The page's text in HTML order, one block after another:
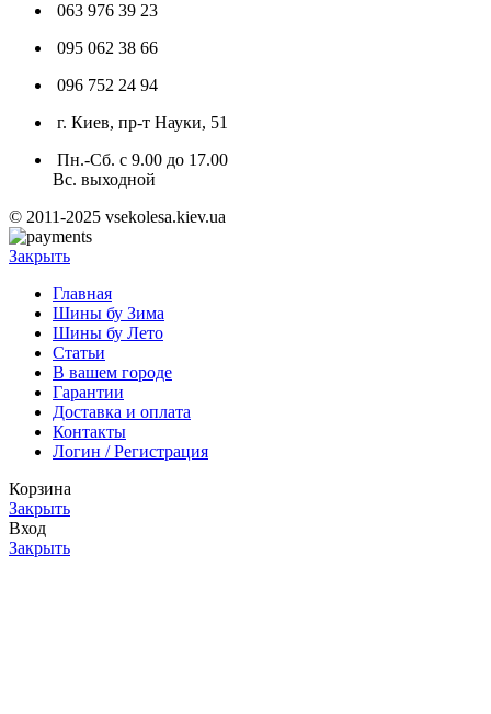
063 976 39 23
095 062 38 66
096 752 24 94
г. Киев, пр-т Науки, 51
Пн.-Сб. с 9.00 до 17.00
Вс. выходной
© 2011-2025 vsekolesa.kiev.ua
Закрыть
Главная
Шины бу Зима
Шины бу Лето
Статьи
В вашем городе
Гарантии
Доставка и оплата
Контакты
Логин / Регистрация
Корзина
Закрыть
Вход
Закрыть